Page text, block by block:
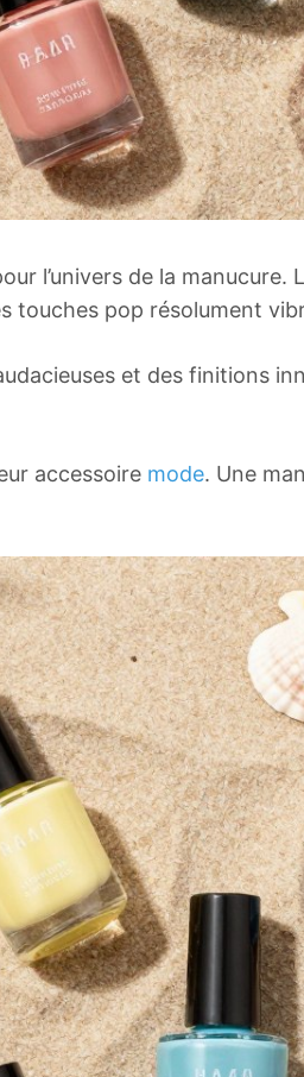
l’univers de la
touches pop résolument
et des finitions
accessoire mode. Une